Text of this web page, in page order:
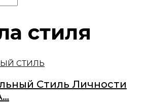
стиля
Стиль Личности